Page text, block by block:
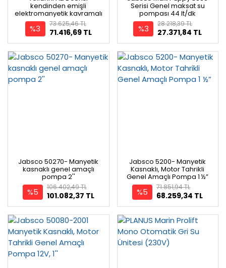
kendinden emişli
elektromanyetik kavramalı
pompa 12V
%3 71.416,69 TL
73.625,46 TL
Serisi Genel maksat su
pompası 44 lt/dk
%3 27.371,84 TL
28.218,39 TL
Jabsco 50270- Manyetik
kasnaklı genel amaçlı
pompa 2''
%5 101.082,37 TL
106.402,49 TL
Jabsco 5200- Manyetik
Kasnaklı, Motor Tahrikli
Genel Amaçlı Pompa 1 ½”
%5 68.259,34 TL
71.851,94 TL